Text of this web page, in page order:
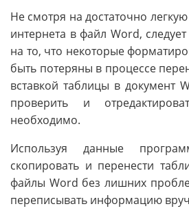
Не смотря на достаточно
интернета в файл Word,
на то, что некоторые
быть потеряны в процессе
вставкой таблицы в документ
проверить и
необходимо.
Используя данные
скопировать и перенести
файлы Word без лишних
переписывать информацию